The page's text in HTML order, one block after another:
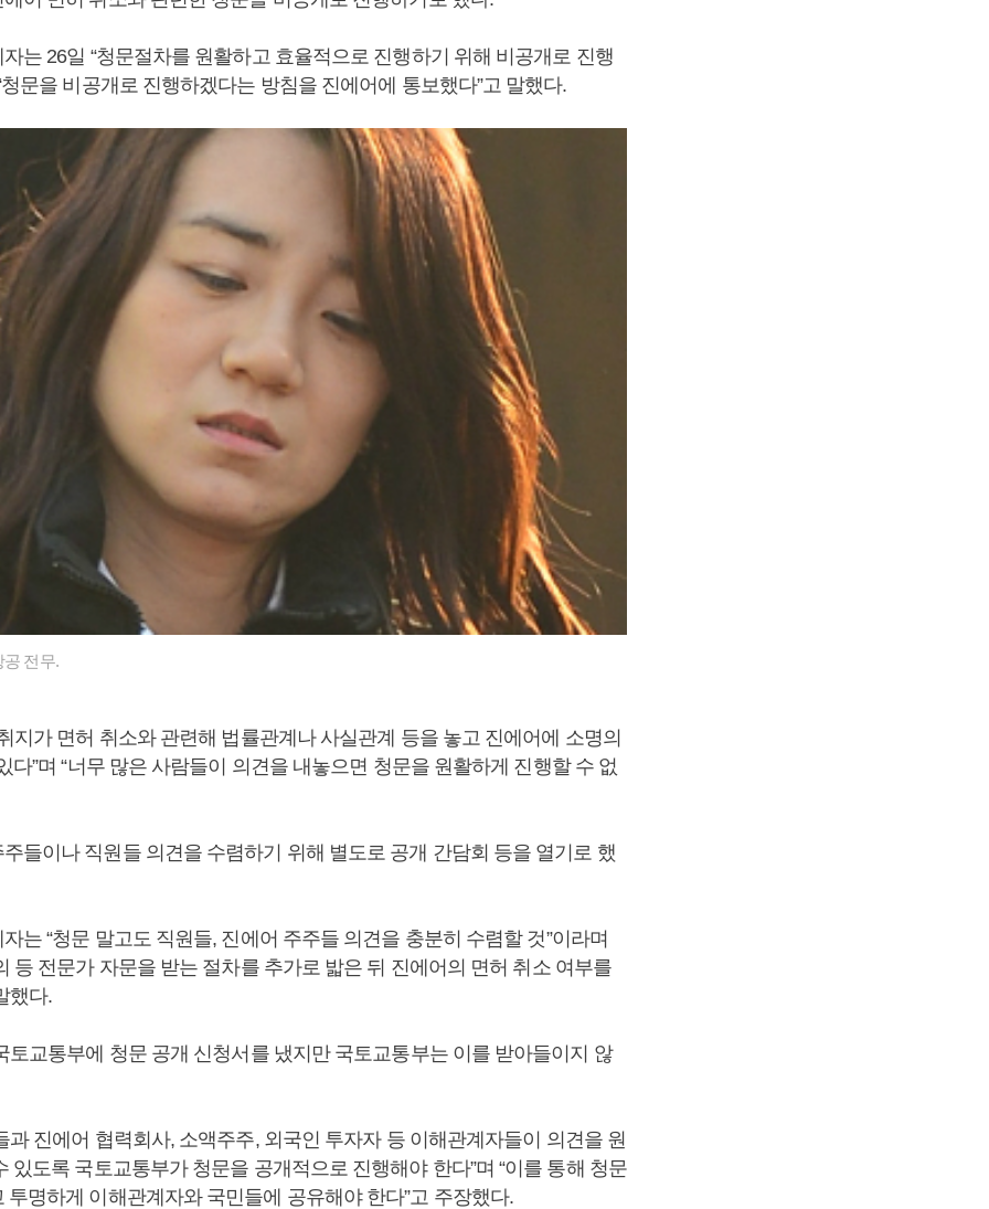
는 26일 “청문절차를 원활하고 효율적으로 진행하기 위해 비공개로 진행
청문을 비공개로 진행하겠다는 방침을 진에어에 통보했다”고 말했다.
전무.
지가 면허 취소와 관련해 법률관계나 사실관계 등을 놓고 진에어에 소명의
다”며 “너무 많은 사람들이 의견을 내놓으면 청문을 원활하게 진행할 수 없
들이나 직원들 의견을 수렴하기 위해 별도로 공개 간담회 등을 열기로 했
는 “청문 말고도 직원들, 진에어 주주들 의견을 충분히 수렴할 것”이라며
등 전문가 자문을 받는 절차를 추가로 밟은 뒤 진에어의 면허 취소 여부를
했다.
토교통부에 청문 공개 신청서를 냈지만 국토교통부는 이를 받아들이지 않
과 진에어 협력회사, 소액주주, 외국인 투자자 등 이해관계자들이 의견을 원
있도록 국토교통부가 청문을 공개적으로 진행해야 한다”며 “이를 통해 청문
투명하게 이해관계자와 국민들에 공유해야 한다”고 주장했다.